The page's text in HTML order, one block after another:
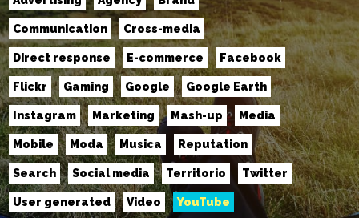
Communication Cross-media
Direct response E-commerce Facebook
Flickr Gaming Google Google Earth
Instagram Marketing Mash-up Media
Mobile Moda Musica Reputation
Search Social media Territorio Twitter
User generated Video YouTube